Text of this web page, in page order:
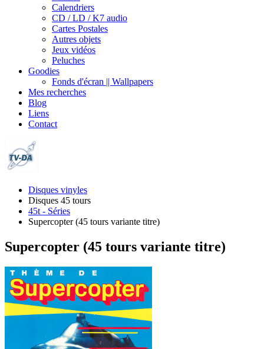
Calendriers
CD / LD / K7 audio
Cartes Postales
Autres objets
Jeux vidéos
Peluches
Goodies
Fonds d'écran || Wallpapers
Mes recherches
Blog
Liens
Contact
Disques vinyles
Disques 45 tours
45t - Séries
Supercopter (45 tours variante titre)
Supercopter (45 tours variante titre)